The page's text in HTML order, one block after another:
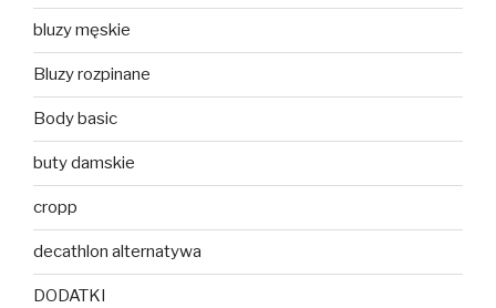
bluzy męskie
Bluzy rozpinane
Body basic
buty damskie
cropp
decathlon alternatywa
DODATKI